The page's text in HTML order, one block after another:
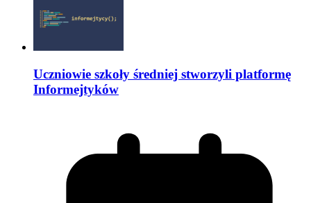
Uczniowie szkoły średniej stworzyli platformę
Informejtyków